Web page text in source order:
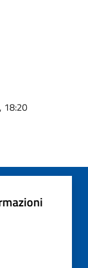
18:20